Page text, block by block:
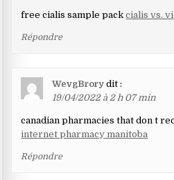
free cialis sample packcialis vs.
Répondre
WevgBrory dit :
19/04/2022 à 2 h 07 min
canadian pharmacies that don t
internet pharmacy manitoba
Répondre